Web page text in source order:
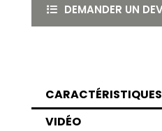
DEMANDER UN
CARACTÉRISTIQUES
VIDÉO